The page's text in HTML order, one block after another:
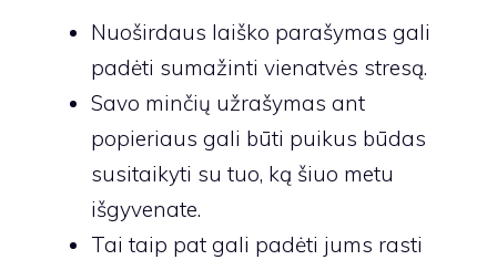
Nuoširdaus laiško parašymas gali
padėti sumažinti vienatvės stresą.
Savo minčių užrašymas ant
popieriaus gali būti puikus būdas
susitaikyti su tuo, ką šiuo metu
išgyvenate.
Tai taip pat gali padėti jums rasti